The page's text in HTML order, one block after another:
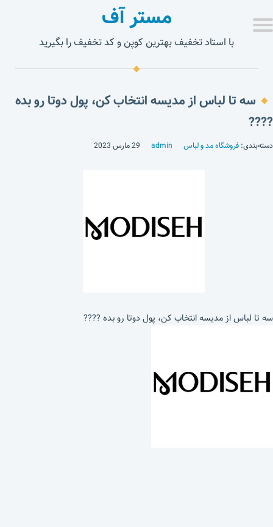
مستر آف
با استاد تخفیف بهترین کوپن و کد تخفیف را بگیرید
سه تا لباس از مدیسه انتخاب کن، پول دوتا رو بده
????
دسته‌بندی: فروشگاه مد و لباس admin 29 مارس 2023
سه تا لباس از مدیسه انتخاب کن، پول دوتا رو بده ????